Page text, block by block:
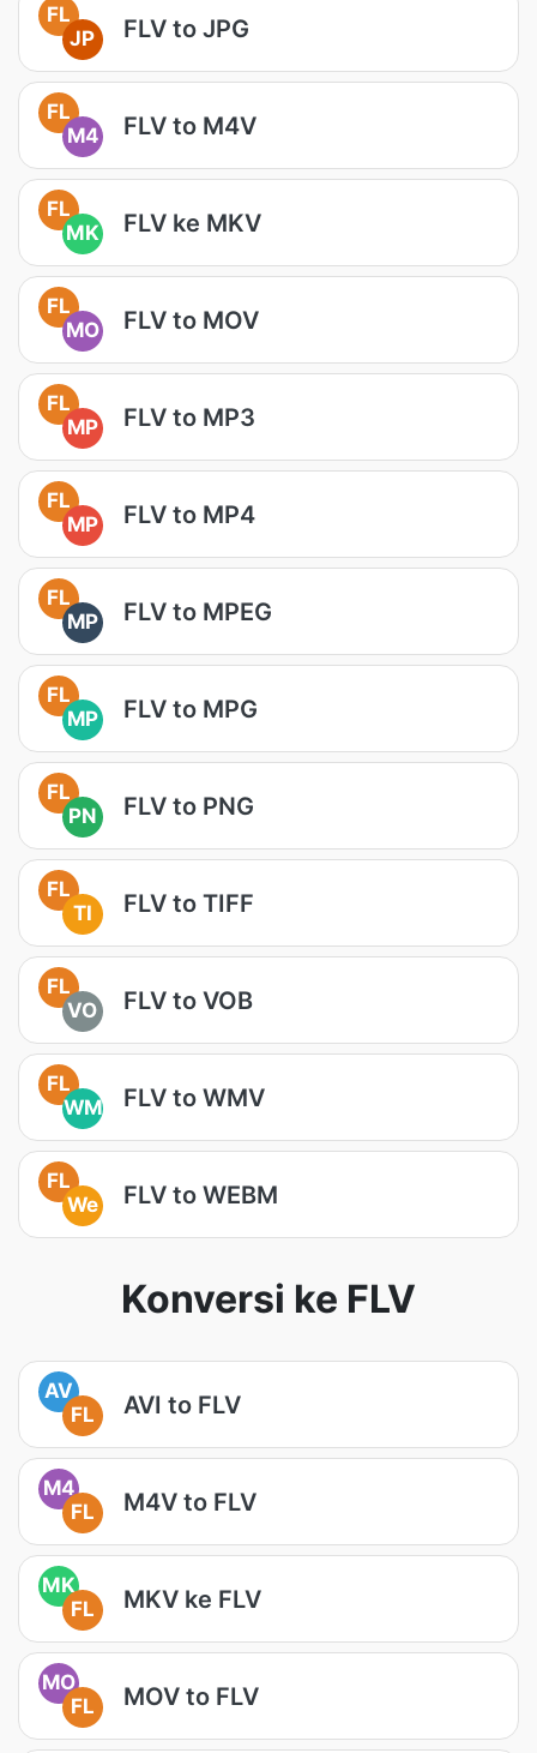
FL
JP
FLV to JPG
FL
M4
FLV to M4V
FL
MK
FLV ke MKV
FL
MO
FLV to MOV
FL
MP
FLV to MP3
FL
MP
FLV to MP4
FL
MP
FLV to MPEG
FL
MP
FLV to MPG
FL
PN
FLV to PNG
FL
TI
FLV to TIFF
FL
VO
FLV to VOB
FL
WM
FLV to WMV
FL
We
FLV to WEBM
Konversi ke FLV
AV
FL
AVI to FLV
M4
FL
M4V to FLV
MK
FL
MKV ke FLV
MO
FL
MOV to FLV